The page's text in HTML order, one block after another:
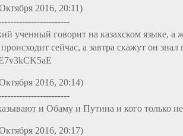
2016, 20:11)
ученный говорит на казахском языке, а
сейчас, а завтра скажут он знал
2016, 20:14)
и Обаму и Путина и кого только
2016, 20:17)